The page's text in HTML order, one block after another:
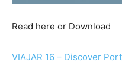
Read here or Download
VIAJAR 16 – Discover